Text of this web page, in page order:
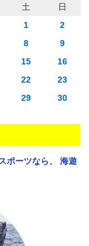
土
日
1
2
8
9
15
16
22
23
29 30
ポーツなら、
海遊